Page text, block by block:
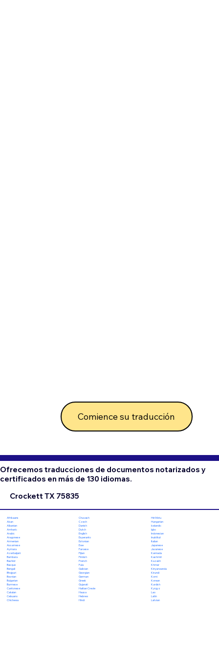
Comience su traducción
Ofrecemos traducciones de documentos notarizados y
certificados en más de 130 idiomas.
Crockett TX 75835
Afrikaans
Akan
Albanian
Amharic
Arabic
Aragonese
Armenian
Assamese
Aymara
Azerbaijani
Bambara
Bashkir
Basque
Bengali
Bhojpuri
Bosnian
Bulgarian
Burmese
Cantonese
Catalan
Cebuano
Chichewa
Chuvash
Czech
Danish
Dutch
English
Esperanto
Estonian
Ewe
Faroese
Fijian
Finnish
French
Fula
Galician
Georgian
German
Greek
Gujarati
Haitian Creole
Hausa
Hebrew
Hindi
Hiri Motu
Hungarian
Icelandic
Igbo
Indonesian
Inuktitut
Italian
Japanese
Javanese
Kannada
Kashmiri
Kazakh
Khmer
Kinyarwanda
Kirundi
Komi
Korean
Kurdish
Kyrgyz
Lao
Latin
Latvian